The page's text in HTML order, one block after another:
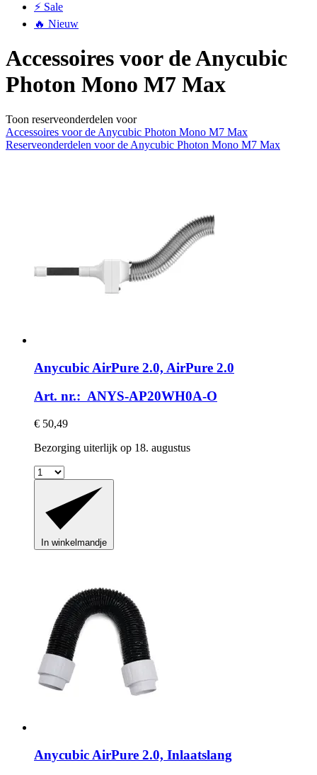
⚡ Sale
🔥 Nieuw
Accessoires voor de Anycubic
Photon Mono M7 Max
Toon reserveonderdelen voor
Accessoires voor de Anycubic Photon Mono M7 Max
Reserveonderdelen voor de Anycubic Photon Mono M7 Max
Anycubic AirPure 2.0, AirPure 2.0
Art. nr.: ANYS-AP20WH0A-O
€ 50,49
Bezorging uiterlijk op 18. augustus
In winkelmandje
Anycubic AirPure 2.0, Inlaatslang